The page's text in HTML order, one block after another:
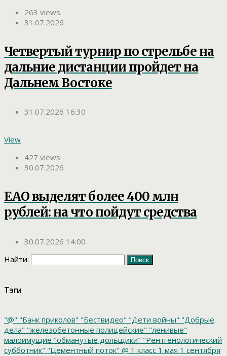
263 views
31.07.2026
Четвертый турнир по стрельбе на
дальние дистанции пройдет на
Дальнем Востоке
31.07.2026 16:30
View
427 views
30.07.2026
ЕАО выделят более 400 млн
рублей: на что пойдут средства
30.07.2026 14:00
Найти:
Тэги
"@" "Банк приколов" "Бествидео" "Дети войны" "Добрые
дела" "железобетонные полицейские" "ленивые"
малоимущие "обманутые дольщики" "Рентгенологический
субботник" "Цементный поток" @ 1 класс 1 мая 1 сентября